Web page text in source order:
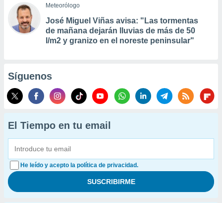
Meteorólogo
José Miguel Viñas avisa: "Las tormentas
de mañana dejarán lluvias de más de 50
l/m2 y granizo en el noreste peninsular"
Síguenos
El Tiempo en tu email
He leído y acepto la política de privacidad.